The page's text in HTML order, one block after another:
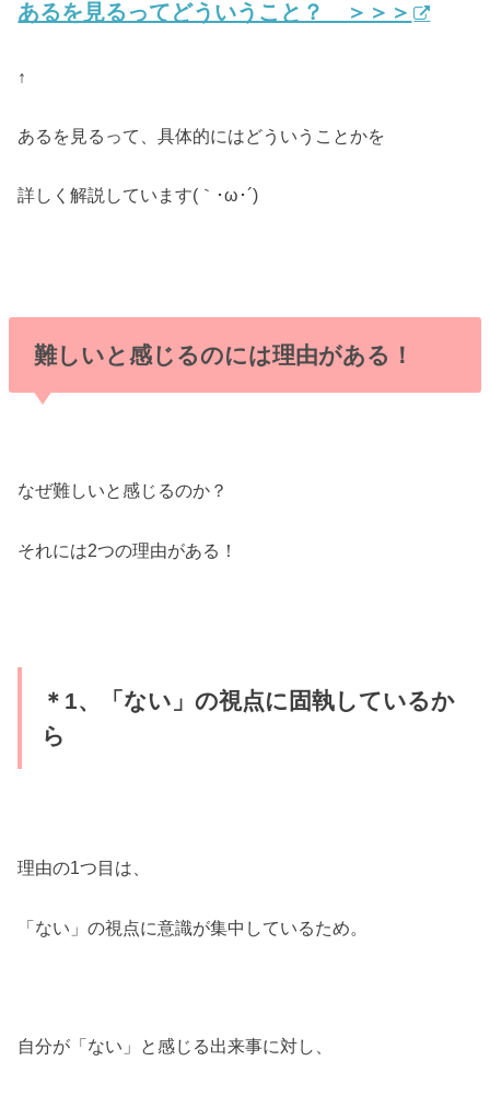
あるを見るってどういうこと？ ＞＞＞
↑
あるを見るって、具体的にはどういうことかを
詳しく解説しています(｀･ω･´)ゞ
難しいと感じるのには理由がある！
なぜ難しいと感じるのか？
それには2つの理由がある！
＊1、「ない」の視点に固執しているか
ら
理由の1つ目は、
「ない」の視点に意識が集中しているため。
自分が「ない」と感じる出来事に対し、